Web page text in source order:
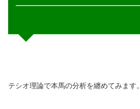
テシオ理論で本馬の分析を纏めてみます。